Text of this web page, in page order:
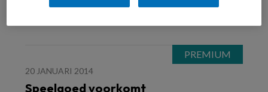
20 JANUARI 2014
Speelgoed voorkomt